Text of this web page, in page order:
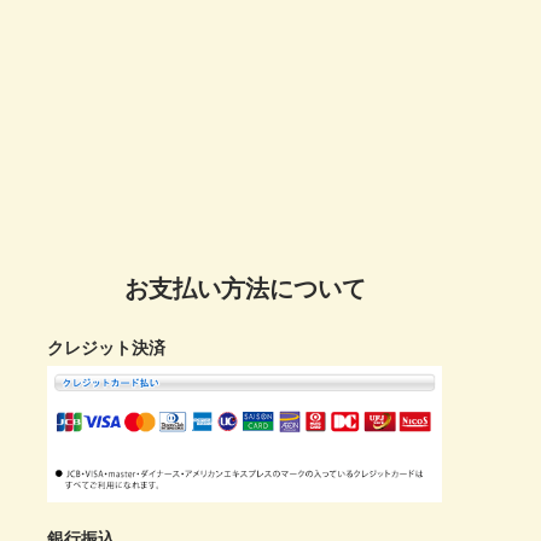
お支払い方法について
クレジット決済